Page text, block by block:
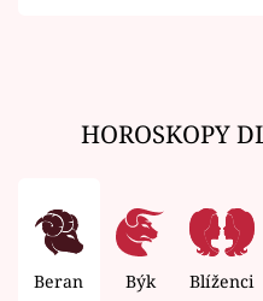
HOROSKOPY
Beran Býk Blíženci